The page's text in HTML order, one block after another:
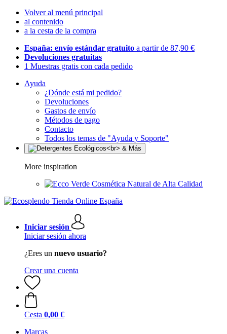
Volver al menú principal
al contenido
a la cesta de la compra
España: envío estándar gratuito a partir de 87,90 €
Devoluciones gratuitas
1 Muestras gratis con cada pedido
Ayuda
¿Dónde está mi pedido?
Devoluciones
Gastos de envío
Métodos de pago
Contacto
Todos los temas de "Ayuda y Soporte"
More inspiration
Cosmética Natural de Alta Calidad
Iniciar sesión
Iniciar sesión ahora
¿Eres un nuevo usuario?
Crear una cuenta
Cesta 0,00 €
Marcas